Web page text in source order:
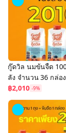
กู๊ดวิล นมข้นจืด
ลัง จำนวน 36 กล่อง
฿2,010 -9%